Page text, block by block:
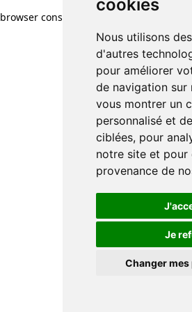
cookies
Nous utilisons
d'autres
pour améliorer
de navigation sur
vous montrer un
personnalisé et
ciblées, pour
notre site et pour
provenance de
Je
Changer
browser console for more information)